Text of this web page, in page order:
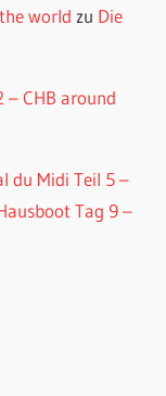
world zu Die
– CHB around
du Midi Teil 5 –
Tag 9 –